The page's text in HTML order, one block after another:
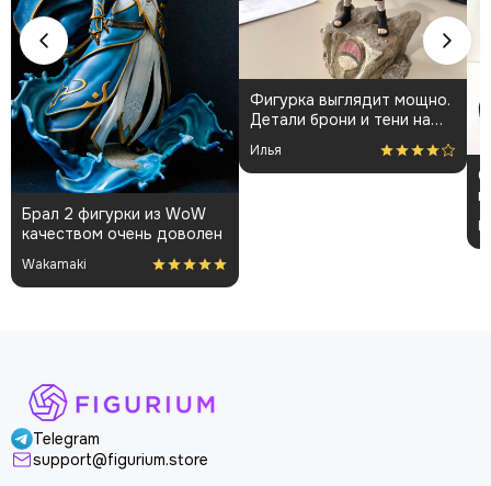
Фигурка выглядит мощно.
Детали брони и тени на
плаще проработаны
аккуратно. Пришла быстро
и без повреждений.
Немного шатались
некоторые части, но
поправил теперь стоит
как влитая. В целом
Илья
Спасибо за фигурку) все
Telegram
support@figurium.store